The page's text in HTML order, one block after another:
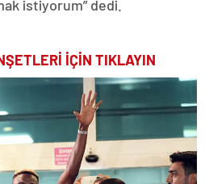
istiyorum” dedi.
İÇİN TIKLAYIN